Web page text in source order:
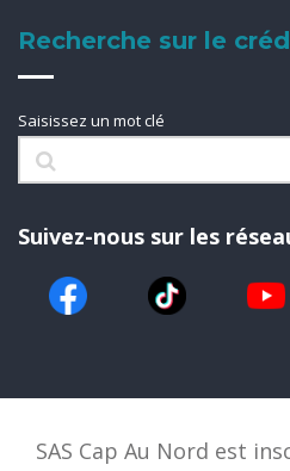
Recherche sur le
Saisissez un mot clé
Suivez-nous sur les
SAS Cap Au Nord est